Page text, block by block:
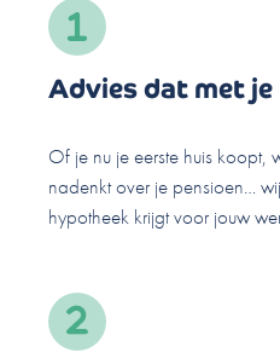
Advies dat met
Of je nu je eerste huis koopt,
nadenkt over je pensioen…
hypotheek krijgt voor jouw